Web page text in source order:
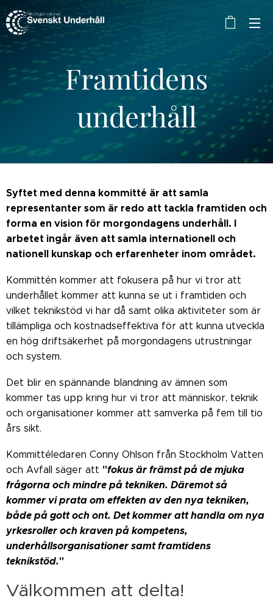
Framtidens
underhåll
Syftet med denna kommitté är att samla
representanter som är redo att tackla framtiden och
forma en vision för morgondagens underhåll. I
arbetet ingår även att samla internationell och
nationell kunskap och erfarenheter inom området.
Kommittén kommer att fokusera på hur vi tror att
underhållet kommer att kunna se ut i framtiden och
vilket teknikstöd vi har då samt olika aktiviteter som är
tillämpliga och kostnadseffektiva för att kunna utveckla
en hög driftsäkerhet på morgondagens utrustningar
och system.
Det blir en spännande blandning av ämnen som
kommer tas upp kring hur vi tror att människor, teknik
och organisationer kommer att samverka på fem till tio
års sikt.
Kommittéledaren Conny Ohlson från Stockholm Vatten
och Avfall säger att "fokus är främst på de mjuka
frågorna och mindre på tekniken. Däremot så
kommer vi prata om effekten av den nya tekniken,
både på gott och ont. Det kommer att handla om nya
yrkesroller och kraven på kompetens,
underhållsorganisationer samt framtidens
teknikstöd."
Välkommen att delta!